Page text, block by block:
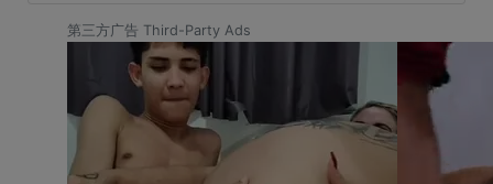
第三方广告 Third-Party Ads